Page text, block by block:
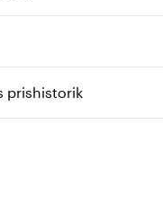
prishistorik